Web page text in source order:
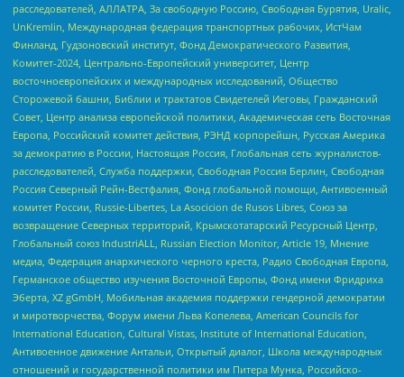
расследователей, АЛЛАТРА, За свободную Россию, Свободная Бурятия, Uralic,
UnKremlin, Международная федерация транспортных рабочих, ИстЧам
Финланд, Гудзоновский институт, Фонд Демократического Развития,
Комитет-2024, Центрально-Европейский университет, Центр
восточноевропейских и международных исследований, Общество
Сторожевой башни, Библии и трактатов Свидетелей Иеговы, Гражданский
Совет, Центр анализа европейской политики, Академическая сеть Восточная
Европа, Российский комитет действия, РЭНД корпорейшн, Русская Америка
за демократию в России, Настоящая Россия, Глобальная сеть журналистов-
расследователей, Служба поддержки, Свободная Россия Берлин, Свободная
Россия Северный Рейн-Вестфалия, Фонд глобальной помощи, Антивоенный
комитет России, Russie-Libertes, La Asocicion de Rusos Libres, Союз за
возвращение Северных территорий, Крымскотатарский Ресурсный Центр,
Глобальный союз IndustriALL, Russian Election Monitor, Article 19, Мнение
медиа, Федерация анархического черного креста, Радио Свободная Европа,
Германское общество изучения Восточной Европы, Фонд имени Фридриха
Эберта, XZ gGmbH, Мобильная академия поддержки гендерной демократии
и миротворчества, Форум имени Льва Копелева, American Councils for
International Education, Cultural Vistas, Institute of International Education,
Антивоенное движение Антальи, Открытый диалог, Школа международных
отношений и государственной политики им Питера Мунка, Российско-